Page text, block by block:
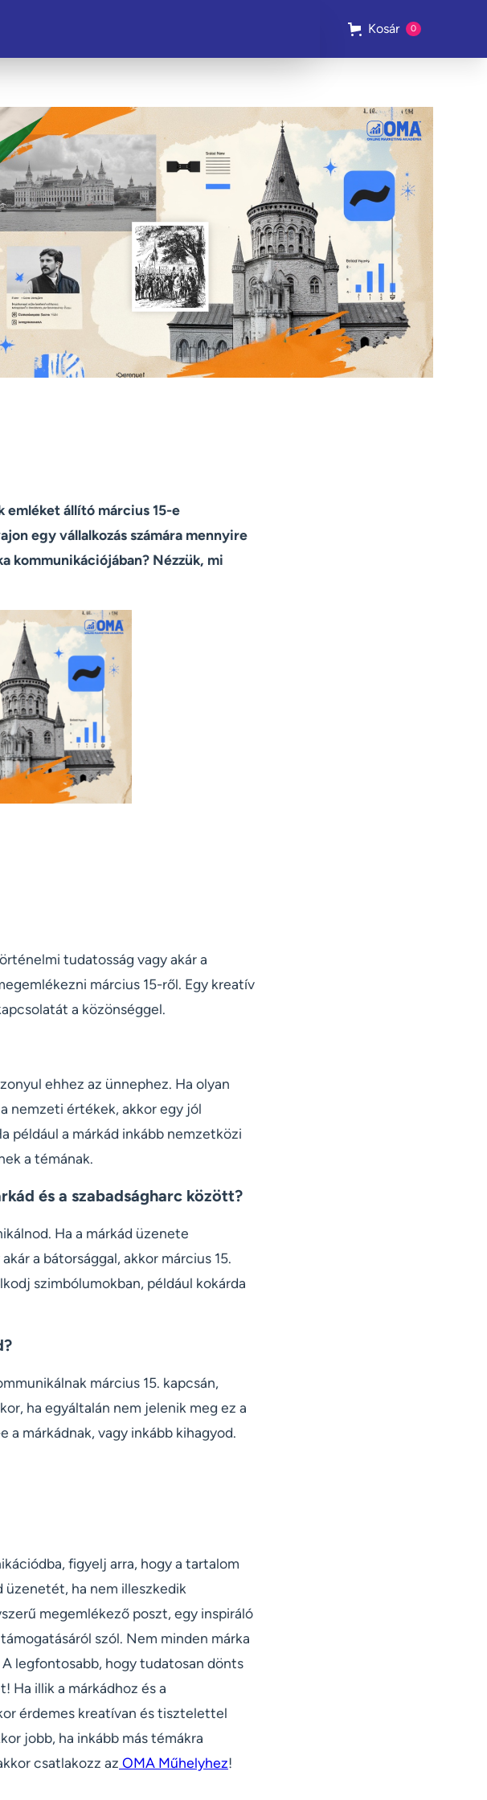
Kosár 0
emléket állító március 15-e
egy vállalkozás számára mennyire
kommunikációjában? Nézzük, mi
tudatosság vagy akár a
március 15-ről. Egy kreatív
a közönséggel.
ehhez az ünnephez. Ha olyan
nemzeti értékek, akkor egy jól
például a márkád inkább nemzetközi
a témának.
és a szabadságharc között?
Ha a márkád üzenete
a bátorsággal, akkor március 15.
szimbólumokban, például kokárda
március 15. kapcsán,
ha egyáltalán nem jelenik meg ez a
márkádnak, vagy inkább kihagyod.
figyelj arra, hogy a tartalom
ha nem illeszkedik
megemlékező poszt, egy inspiráló
szól. Nem minden márka
A legfontosabb, hogy tudatosan dönts
Ha illik a márkádhoz és a
érdemes kreatívan és tisztelettel
jobb, ha inkább más témákra
csatlakozz az OMA Műhelyhez!